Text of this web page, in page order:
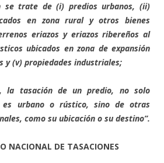
se trate de (i) predios urbanos, (ii)
en zona rural y otros bienes
eriazos y eriazos ribereños al
ubicados en zona de expansión
y (v) propiedades industriales;
la tasación de un predio, no solo
urbano o rústico, sino de otras
como su ubicación o su destino”.
NACIONAL DE TASACIONES